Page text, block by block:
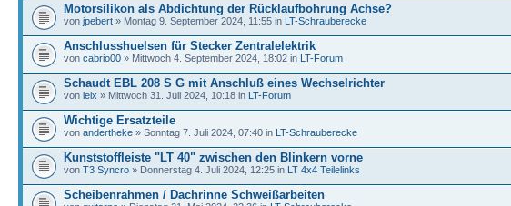
Motorsilikon als Abdichtung der Rücklaufbohrung Achse?
von jpebert » Montag 9. September 2024, 11:55 in LT-Schrauberecke
Anschlusshuelsen für Stecker Zentralelektrik
von cabrio00 » Mittwoch 4. September 2024, 18:02 in LT-Forum
Schaudt EBL 208 S G mit Anschluß eines Wechselrichter
von leix » Mittwoch 31. Juli 2024, 10:18 in LT-Forum
Wichtige Ersatzteile
von andertheke » Sonntag 7. Juli 2024, 07:40 in LT-Schrauberecke
Kunststoffleiste "LT 40" zwischen den Blinkern vorne
von T3 Syncro » Donnerstag 4. Juli 2024, 12:25 in LT 4x4 Teilelinks
Scheibenrahmen / Dachrinne Schweißarbeiten